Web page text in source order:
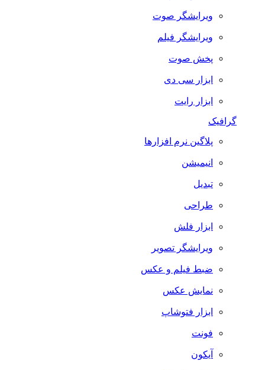
ویرایشگر صوت
ویرایشگر فیلم
پخش صوت
ابزار سی دی
ابزار رایت
گرافیک
پلاگین نرم افزارها
انیمیشن
تبدیل
طراحی
ابزار فلش
ویرایشگر تصویر
ضبط فيلم و عكس
نمایش عکس
ابزار فتوشاپ
فونت
آیکون